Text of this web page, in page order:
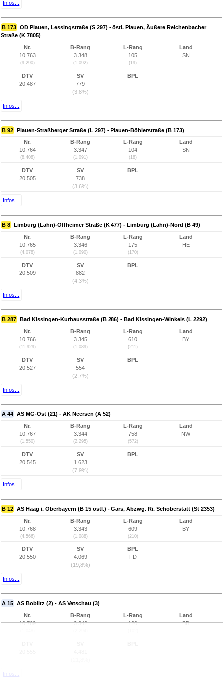
Infos...
B 173 OD Plauen, Lessingstraße (S 297) - östl. Plauen, Äußere Reichenbacher
Straße (K 7805)
Nr.
10.763
(9.290)
B-Rang
3.348
(1.092)
L-Rang
105
(19)
Land
SN
DTV
20.487
SV
779
(3,8%)
BPL
Infos...
B 92 Plauen-Straßberger Straße (L 297) - Plauen-Böhlerstraße (B 173)
Nr.
10.764
(8.408)
B-Rang
3.347
(1.091)
L-Rang
104
(18)
Land
SN
DTV
20.505
SV
738
(3,6%)
BPL
Infos...
B 8 Limburg (Lahn)-Offheimer Straße (K 477) - Limburg (Lahn)-Nord (B 49)
Nr.
10.765
(4.078)
B-Rang
3.346
(1.090)
L-Rang
175
(170)
Land
HE
DTV
20.509
SV
882
(4,3%)
BPL
Infos...
B 287 Bad Kissingen-Kurhausstraße (B 286) - Bad Kissingen-Winkels (L 2292)
Nr.
10.766
(11.929)
B-Rang
3.345
(1.089)
L-Rang
610
(211)
Land
BY
DTV
20.527
SV
554
(2,7%)
BPL
Infos...
A 44 AS MG-Ost (21) - AK Neersen (A 52)
Nr.
10.767
(1.550)
B-Rang
3.344
(2.295)
L-Rang
758
(572)
Land
NW
DTV
20.545
SV
1.623
(7,9%)
BPL
Infos...
B 12 AS Haag i. Oberbayern (B 15 östl.) - Gars, Abzwg. Ri. Schoberstätt (St 2353)
Nr.
10.768
(4.566)
B-Rang
3.343
(1.088)
L-Rang
609
(210)
Land
BY
DTV
20.550
SV
4.069
(19,8%)
BPL
FD
Infos...
A 15 AS Boblitz (2) - AS Vetschau (3)
Nr.
10.769
B-Rang
3.342
L-Rang
120
Land
BB
Infos...